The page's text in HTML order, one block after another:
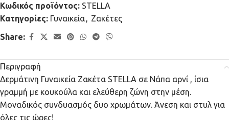
Κωδικός προϊόντος: STELLA
Κατηγορίες: Γυναικεία, Ζακέτες
Share:
Περιγραφή
Δερμάτινη Γυναικεία Ζακέτα STELLA σε Νάπα αρνί , ίσια
γραμμή με κουκούλα και ελεύθερη ζώνη στην μέση.
Μοναδικός συνδυασμός δυο χρωμάτων. Άνεση και στυλ για
όλες τις ώρες!